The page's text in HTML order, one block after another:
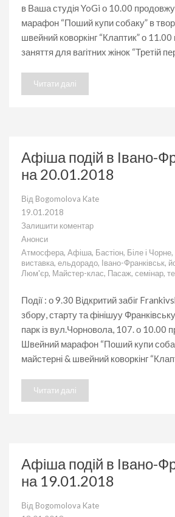
в Ваша студія YoGi о 10.00
марафон “Поший купи собаку” в
швейний коворкінг “Клаптик” о 11.00
заняття для вагітних жінок “Третій
Читати далі
Афіша подій в Івано-
на 20.01.2018
Від Bogomolova Kate
19.01.2018
Залишити коментар
до
подій
в
Івано-
на
20.01.2018
Анонси
Атмосфера, Афіша, Бастіон, Біле і Чорне,
виставка, ельдорадо, Івано-Франківськ,
Люм'єр, Майстер-клас, Пасаж, семінар,
Події : о 9.30 Відкритий забіг
збору, старту та фінішуу
парк із вул.Чорновола, 107. о 10.00
Швейний марафон “Поший купи
майстерні & швейний коворкінг
Читати далі
Афіша подій в Івано-
на 19.01.2018
Від Bogomolova Kate